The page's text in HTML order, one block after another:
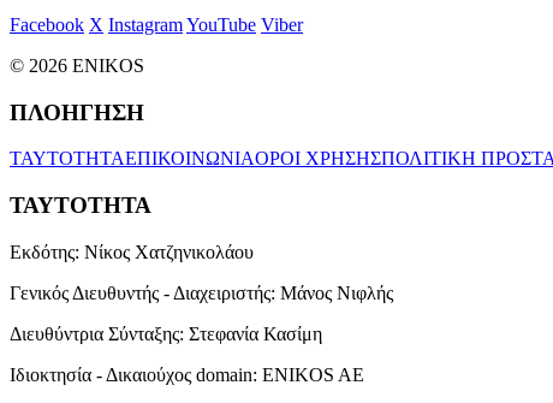
Facebook X InstagramYouTube Viber
© 2026 ENIKOS
ΠΛΟΗΓΗΣΗ
ΤΑΥΤΟΤΗΤΑΕΠΙΚΟΙΝΩΝΙΑΟΡΟΙ ΧΡΗΣΗΣΠΟΛΙΤΙΚΗ
ΤΑΥΤΟΤΗΤΑ
Εκδότης: Νίκος Χατζηνικολάου
Γενικός Διευθυντής - Διαχειριστής: Μάνος Νιφλής
Διευθύντρια Σύνταξης: Στεφανία Κασίμη
Ιδιοκτησία - Δικαιούχος domain: ENIKOS AE